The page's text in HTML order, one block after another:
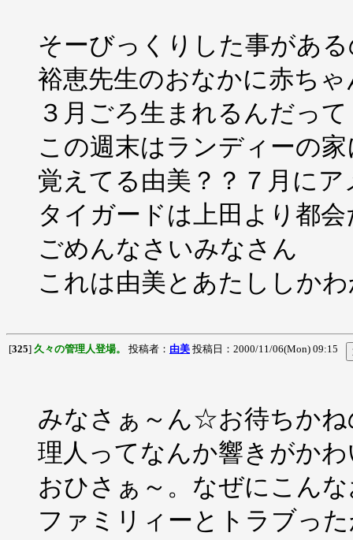
そーびっくりした事があ
裕恵先生のおなかに赤ち
３月ごろ生まれるんだっ
この週末はランディーの
覚えてる由美？？７月に
タイガードは上田より都
ごめんなさいみなさん
これは由美とあたししか
[325] 久々の管理人登場。 投稿者： 由美 投稿日：2000/11/06(Mon) 09:15
みなさぁ～ん☆お待ちか
理人ってなんか響きがか
おひさぁ～。なぜにこん
ファミリィーとトラブっ